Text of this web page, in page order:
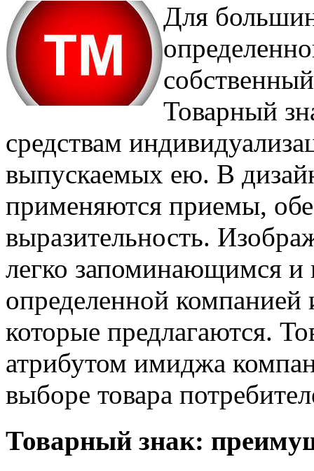
Для
Товарный
средствам
выпускаемых ею. В
применяются приемы,
выразительность.
легко запоминающимся и
определенной компанией
которые предлагаются.
атрибутом имиджа
выборе товара
Товарный знак: